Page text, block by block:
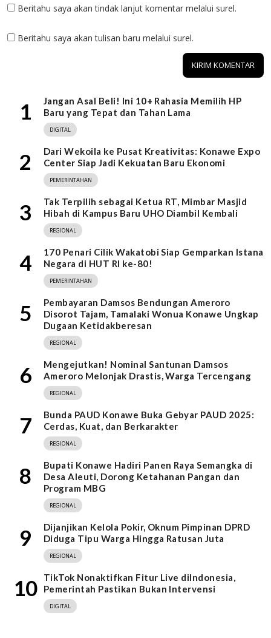
Beritahu saya akan tindak lanjut komentar melalui surel.
Beritahu saya akan tulisan baru melalui surel.
1
Jangan Asal Beli! Ini 10+ Rahasia Memilih HP
Baru yang Tepat dan Tahan Lama
DIGITAL
2
Dari Wekoila ke Pusat Kreativitas: Konawe Expo
Center Siap Jadi Kekuatan Baru Ekonomi
PEMERINTAHAN
3
Tak Terpilih sebagai Ketua RT, Mimbar Masjid
Hibah di Kampus Baru UHO Diambil Kembali
REGIONAL
4
170 Penari Cilik Wakatobi Siap Gemparkan Istana
Negara di HUT RI ke-80!
PEMERINTAHAN
5
Pembayaran Damsos Bendungan Ameroro
Disorot Tajam, Tamalaki Wonua Konawe Ungkap
Dugaan Ketidakberesan
REGIONAL
6
Mengejutkan! Nominal Santunan Damsos
Ameroro Melonjak Drastis, Warga Tercengang
REGIONAL
7
Bunda PAUD Konawe Buka Gebyar PAUD 2025:
Cerdas, Kuat, dan Berkarakter
REGIONAL
8
Bupati Konawe Hadiri Panen Raya Semangka di
Desa Aleuti, Dorong Ketahanan Pangan dan
Program MBG
REGIONAL
9
Dijanjikan Kelola Pokir, Oknum Pimpinan DPRD
Diduga Tipu Warga Hingga Ratusan Juta
REGIONAL
10
TikTok Nonaktifkan Fitur Live diIndonesia,
Pemerintah Pastikan Bukan Intervensi
DIGITAL